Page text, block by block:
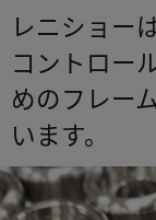
レニショー
コントロー
めのフレー
います。